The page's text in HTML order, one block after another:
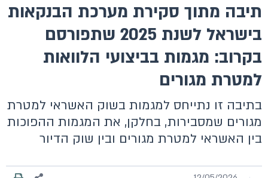
תיבה מתוך סקירת מערכת הבנקאות
בישראל לשנת 2025 שתפורסם
בקרוב: מגמות בביצועי הלוואות
למטרת מגורים
בתיבה זו נתייחס למגמות בשוק האשראי למטרת
מגורים שמסבירות, בחלקן, את המגמות ההפוכות
בין האשראי למטרת מגורים ובין שוק הדיור